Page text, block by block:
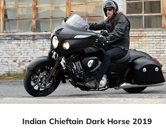
Indian Chieftain Dark Horse 2019